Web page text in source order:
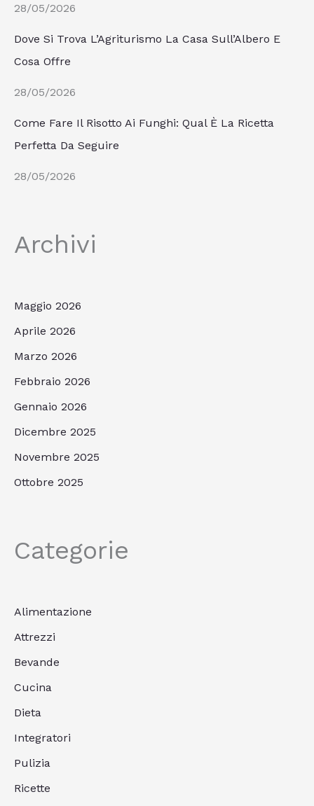
28/05/2026
Dove Si Trova L’Agriturismo La Casa Sull’Albero E
Cosa Offre
28/05/2026
Come Fare Il Risotto Ai Funghi: Qual È La Ricetta
Perfetta Da Seguire
28/05/2026
Archivi
Maggio 2026
Aprile 2026
Marzo 2026
Febbraio 2026
Gennaio 2026
Dicembre 2025
Novembre 2025
Ottobre 2025
Categorie
Alimentazione
Attrezzi
Bevande
Cucina
Dieta
Integratori
Pulizia
Ricette